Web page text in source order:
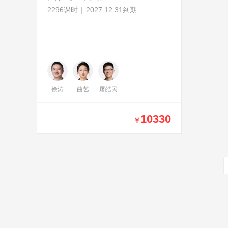
2296课时 2027.12.31到期
徐涛 曲艺 屠皓民
￥10330